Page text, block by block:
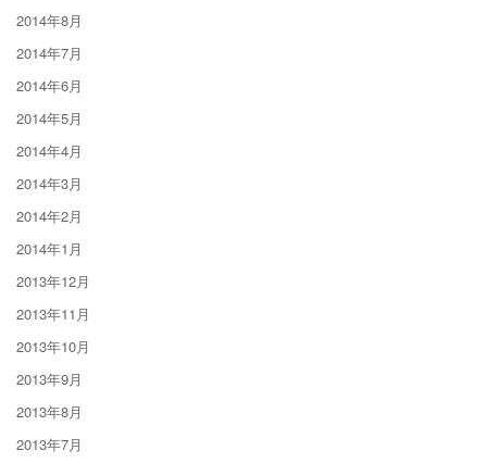
2014年8月
2014年7月
2014年6月
2014年5月
2014年4月
2014年3月
2014年2月
2014年1月
2013年12月
2013年11月
2013年10月
2013年9月
2013年8月
2013年7月